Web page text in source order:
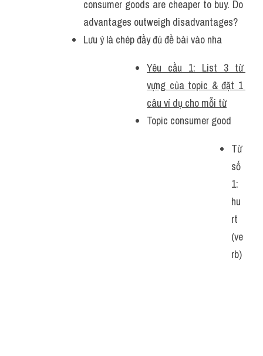
consumer goods are cheaper to buy. Do
advantages outweigh disadvantages?
Lưu ý là chép đầy đủ đề bài vào nha
Yêu cầu 1: List 3 từ
vựng của topic & đặt 1
câu ví dụ cho mỗi từ
Topic consumer good
Từ
số
1:
hu
rt
(ve
rb)